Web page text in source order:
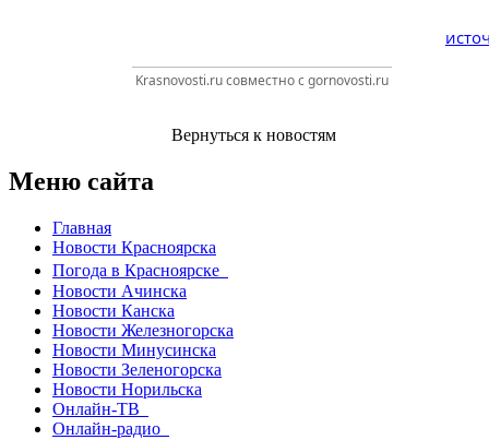
Krasnovosti.ru совместно с gornovosti.ru
Вернуться к новостям
Меню сайта
Главная
Новости Красноярска
Погода в Красноярске
Новости Ачинска
Новости Канска
Новости Железногорска
Новости Минусинска
Новости Зеленогорска
Новости Норильска
Онлайн-ТВ
Онлайн-радио